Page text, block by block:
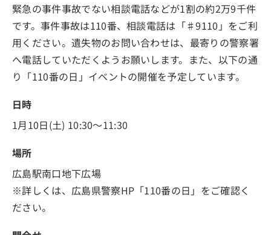
緊急の事件事故でない相談電話などが1割の約2万9千件
です。事件事故は110番、相談電話は「♯9110」をご利
用ください。遺失物のお問い合わせは、最寄りの警察署
へ電話していただくようお願いします。また、以下の通
り「110番の日」イベントの開催を予定しています。
日時
1月10日(土) 10:30～11:30
場所
広島駅南口地下広場
※詳しくは、広島県警察HP「110番の日」をご確認く
ださい。